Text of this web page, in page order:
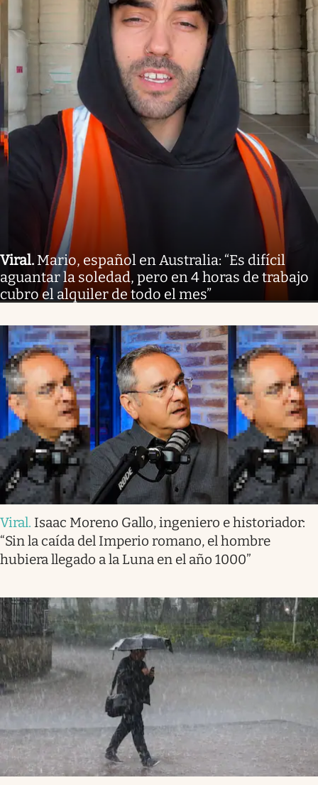
Viral. Mario, español en Australia: “Es difícil
aguantar la soledad, pero en 4 horas de trabajo
cubro el alquiler de todo el mes”
Viral. Isaac Moreno Gallo, ingeniero e historiador:
“Sin la caída del Imperio romano, el hombre
hubiera llegado a la Luna en el año 1000”